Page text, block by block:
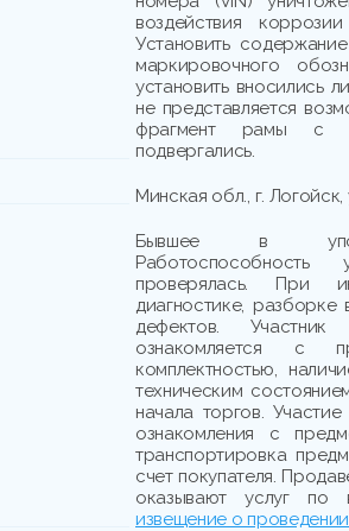
воздействия
Установить
маркировочного
установить вносились
не представляется
фрагмент рамы с
подвергались.
Минская обл., г. Логойск,
Бывшее в
проверялась. При
диагностике,
дефектов. Участник
ознакомляется с
комплектностью,
техническим
начала торгов.
ознакомления с
транспортировка
счет покупателя.
оказывают услуг по
извещение о